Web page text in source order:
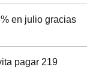
en julio gracias
pagar 219